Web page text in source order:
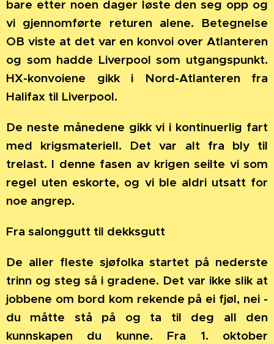
bare etter noen dager løste den seg opp og
vi gjennomførte returen alene. Betegnelse
OB viste at det var en konvoi over Atlanteren
og som hadde Liverpool som utgangspunkt.
HX-konvoiene gikk i Nord-Atlanteren fra
Halifax til Liverpool.
De neste månedene gikk vi i kontinuerlig fart
med krigsmateriell. Det var alt fra bly til
trelast. I denne fasen av krigen seilte vi som
regel uten eskorte, og vi ble aldri utsatt for
noe angrep.
Fra salonggutt til dekksgutt
De aller fleste sjøfolka startet på nederste
trinn og steg så i gradene. Det var ikke slik at
jobbene om bord kom rekende på ei fjøl, nei -
du måtte stå på og ta til deg all den
kunnskapen du kunne. Fra 1. oktober